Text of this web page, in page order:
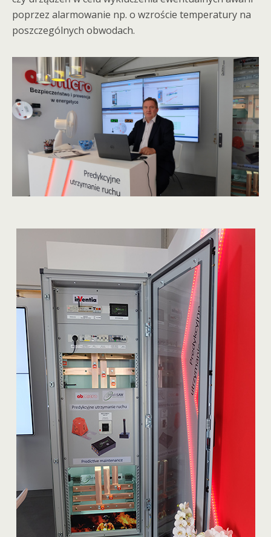
poprzez alarmowanie np. o wzroście temperatury na
poszczególnych obwodach.